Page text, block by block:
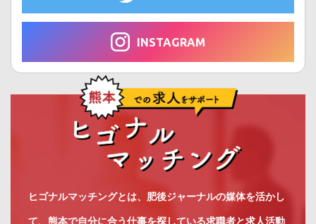
INSTAGRAM
ヒゴナルマッチングとは、肥後ジャーナルの媒体を活かし
て、熊本で自分に合う仕事を探している求職者と求人活動